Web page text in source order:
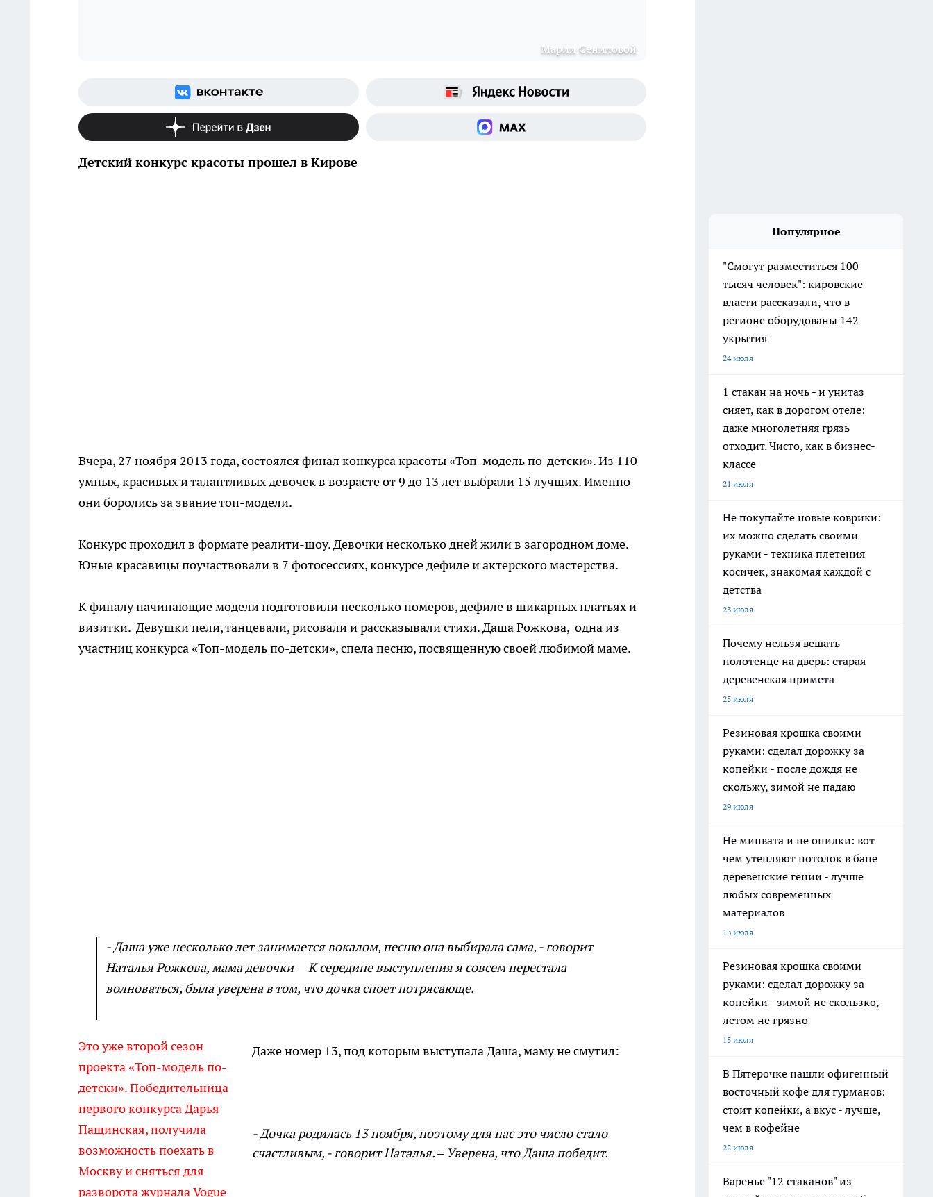
Марии Сениловой
Детский конкурс красоты прошел в Кирове
Вчера, 27 ноября 2013 года, состоялся финал конкурса красоты «Топ-модель по-детски». Из 110
умных, красивых и талантливых девочек в возрасте от 9 до 13 лет выбрали 15 лучших. Именно
они боролись за звание топ-модели.
Конкурс проходил в формате реалити-шоу. Девочки несколько дней жили в загородном доме.
Юные красавицы поучаствовали в 7 фотосессиях, конкурсе дефиле и актерского мастерства.
К финалу начинающие модели подготовили несколько номеров, дефиле в шикарных платьях и
визитки. Девушки пели, танцевали, рисовали и рассказывали стихи. Даша Рожкова, одна из
участниц конкурса «Топ-модель по-детски», спела песню, посвященную своей любимой маме.
- Даша уже несколько лет занимается вокалом, песню она выбирала сама, - говорит
Наталья Рожкова, мама девочки – К середине выступления я совсем перестала
волноваться, была уверена в том, что дочка споет потрясающе.
Это уже второй сезон
проекта «Топ-модель по-
детски». Победительница
первого конкурса Дарья
Пащинская, получила
возможность поехать в
Москву и сняться для
разворота журналаVogue
Даже номер 13, под которым выступала Даша, маму не смутил:
- Дочка родилась 13 ноября, поэтому для нас это число стало
счастливым, - говорит Наталья. – Уверена, что Даша победит.
Популярное
"Смогут разместиться 100
тысяч человек": кировские
власти рассказали, что в
регионе оборудованы 142
укрытия
24 июля
1 стакан на ночь - и унитаз
сияет, как в дорогом отеле:
даже многолетняя грязь
отходит. Чисто, как в бизнес-
классе
21 июля
Не покупайте новые коврики:
их можно сделать своими
руками - техника плетения
косичек, знакомая каждой с
детства
23 июля
Почему нельзя вешать
полотенце на дверь: старая
деревенская примета
25 июля
Резиновая крошка своими
руками: сделал дорожку за
копейки - после дождя не
скольжу, зимой не падаю
29 июля
Не минвата и не опилки: вот
чем утепляют потолок в бане
деревенские гении - лучше
любых современных
материалов
13 июля
Резиновая крошка своими
руками: сделал дорожку за
копейки - зимой не скользко,
летом не грязно
15 июля
В Пятерочке нашли офигенный
восточный кофе для гурманов:
стоит копейки, а вкус - лучше,
чем в кофейне
22 июля
Варенье "12 стаканов" из